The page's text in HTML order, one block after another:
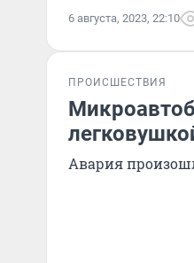
6 августа, 2023, 22:10
ПРОИСШЕСТВИЯ
Авария